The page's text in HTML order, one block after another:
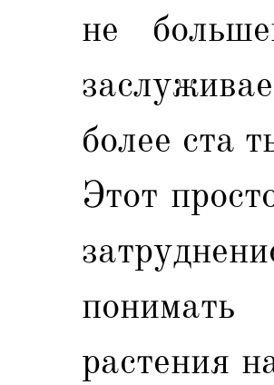
не
более ста
Этот
растения